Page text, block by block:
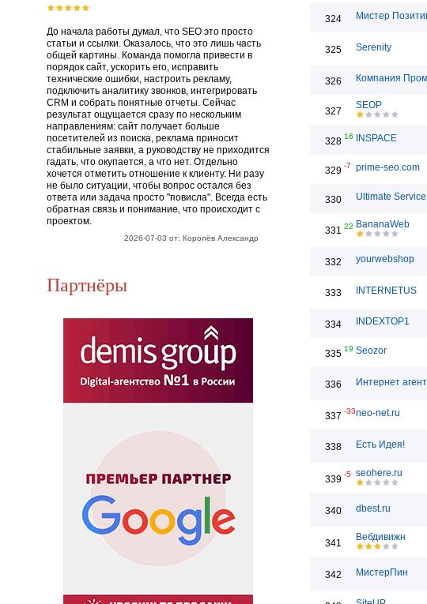
До начала работы думал, что SEO это просто
статьи и ссылки. Оказалось, что это лишь часть
общей картины. Команда помогла привести в
порядок сайт, ускорить его, исправить
технические ошибки, настроить рекламу,
подключить аналитику звонков, интегрировать
CRM и собрать понятные отчеты. Сейчас
результат ощущается сразу по нескольким
направлениям: сайт получает больше
посетителей из поиска, реклама приносит
стабильные заявки, а руководству не приходится
гадать, что окупается, а что нет. Отдельно
хочется отметить отношение к клиенту. Ни разу
не было ситуации, чтобы вопрос остался без
ответа или задача просто "повисла". Всегда есть
обратная связь и понимание, что происходит с
проектом.
2026-07-03 от: Королёв Александр
Партнёры
324 Мистер
325 Serenity
326 Компания
327
SEOP
328 16 INSPACE
329 -7 prime-seo.com
330 Ultimate Service
331 22 BananaWeb
332 yourwebshop
333 INTERNETUS
334 INDEXTOP1
335 19 Seozor
336 Интернет
337 -33neo-net.ru
338 Есть Идея!
339 -5 seohere.ru
340 dbest.ru
341
Вебдивижн
342 МистерПин